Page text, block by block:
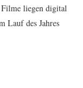
liegen digital
Lauf des Jahres